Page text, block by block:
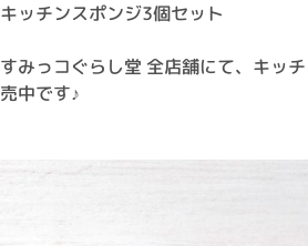
キッチンスポンジ3個セット
すみっコぐらし堂 全店舗にて、キッ
売中です♪